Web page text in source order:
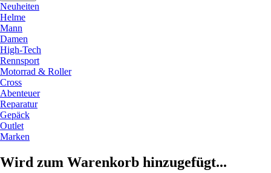
Neuheiten
Helme
Mann
Damen
High-Tech
Rennsport
Motorrad & Roller
Cross
Abenteuer
Reparatur
Gepäck
Outlet
Marken
Wird zum Warenkorb hinzugefügt...